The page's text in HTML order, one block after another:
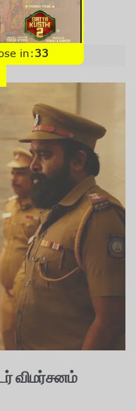
விமர்சனம்
in:30